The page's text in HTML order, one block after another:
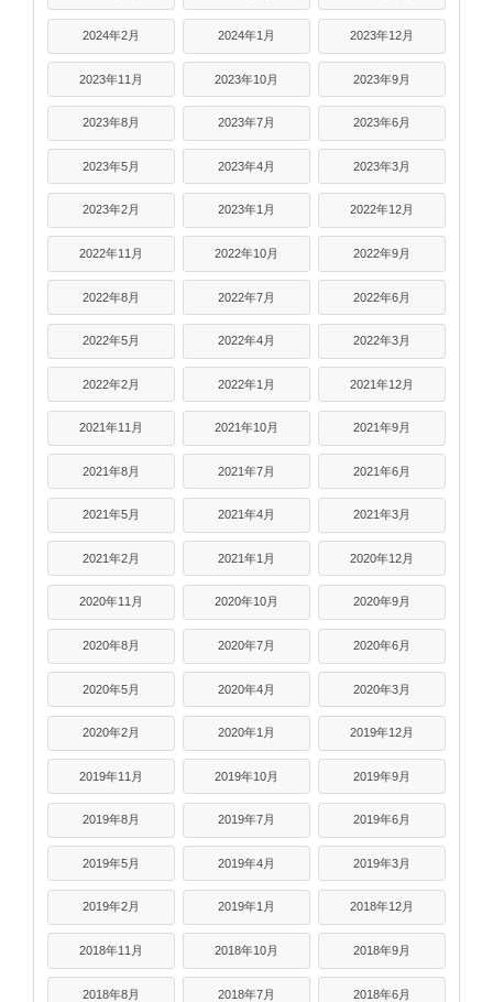
2024年2月 2024年1月 2023年12月
2023年11月 2023年10月 2023年9月
2023年8月 2023年7月 2023年6月
2023年5月 2023年4月 2023年3月
2023年2月 2023年1月 2022年12月
2022年11月 2022年10月 2022年9月
2022年8月 2022年7月 2022年6月
2022年5月 2022年4月 2022年3月
2022年2月 2022年1月 2021年12月
2021年11月 2021年10月 2021年9月
2021年8月 2021年7月 2021年6月
2021年5月 2021年4月 2021年3月
2021年2月 2021年1月 2020年12月
2020年11月 2020年10月 2020年9月
2020年8月 2020年7月 2020年6月
2020年5月 2020年4月 2020年3月
2020年2月 2020年1月 2019年12月
2019年11月 2019年10月 2019年9月
2019年8月 2019年7月 2019年6月
2019年5月 2019年4月 2019年3月
2019年2月 2019年1月 2018年12月
2018年11月 2018年10月 2018年9月
2018年8月 2018年7月 2018年6月